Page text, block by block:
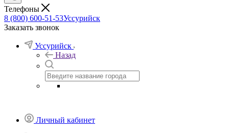
Телефоны
8 (800) 600-51-53Уссурийск
Заказать звонок
Уссурийск
Назад
Личный кабинет